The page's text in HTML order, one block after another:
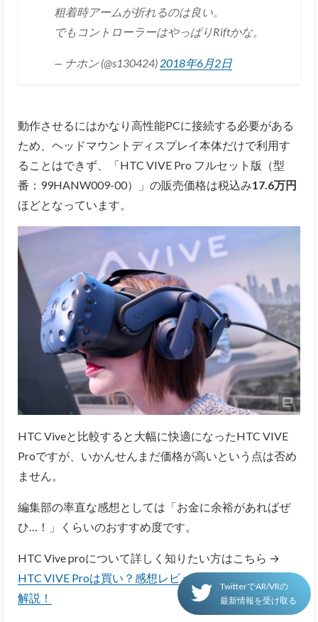
粗着時アームが折れるのは良い。
でもコントローラーはやっぱりRiftかな。
— ナホン (@s130424) 2018年6月2日
動作させるにはかなり高性能PCに接続する必要がある
ため、ヘッドマウントディスプレイ本体だけで利用す
ることはできず、「HTC VIVE Pro フルセット版（型
番：99HANW009-00）」の販売価格は税込み17.6万円
ほどとなっています。
HTC Viveと比較すると大幅に快適になったHTC VIVE
Proですが、いかんせんまだ価格が高いという点は否め
ません。
編集部の率直な感想としては「お金に余裕があればぜ
ひ…！」くらいのおすすめ度です。
HTC Vive proについて詳しく知りたい方はこちら →
HTC VIVE Proは買い？感想レビュー、スペックを徹底
解説！
TwitterでAR/VRの
最新情報を受け取る